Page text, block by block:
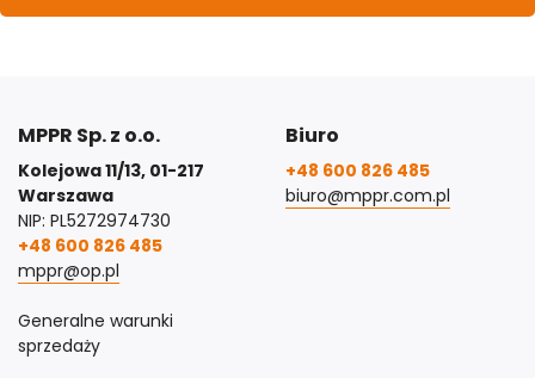
MPPR Sp. z o.o.
Kolejowa 11/13, 01-217
Warszawa
NIP: PL5272974730
+48 600 826 485
mppr@op.pl
Generalne warunki
sprzedaży
Biuro
+48 600 826 485
biuro@mppr.com.pl